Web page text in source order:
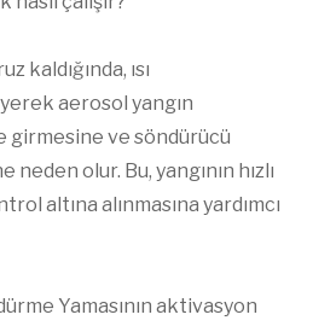
kaldığında, ısı
aerosol yangın
girmesine ve söndürücü
olur. Bu, yangının hızlı
altına alınmasına yardımcı
Yamasının aktivasyon